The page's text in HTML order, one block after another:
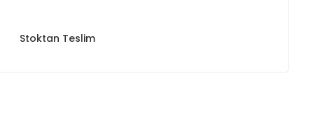
Stoktan Teslim